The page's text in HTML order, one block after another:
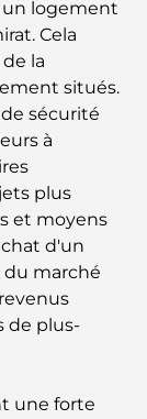
pour
idées de
: un guide
à Dubaï :
un logement
Cela
la
situés.
sécurité
à
plus
et moyens
d'un
du marché
de plus-
une forte